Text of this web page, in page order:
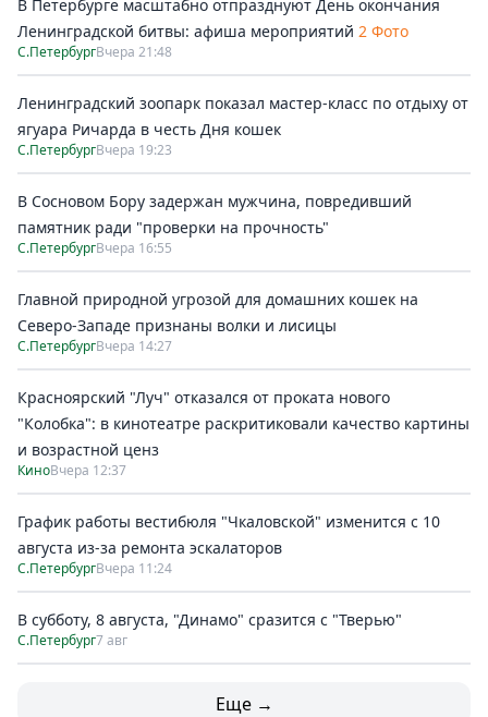
В Петербурге масштабно отпразднуют День окончания
Ленинградской битвы: афиша мероприятий 2 Фото
С.ПетербургВчера 21:48
Ленинградский зоопарк показал мастер-класс по отдыху от
ягуара Ричарда в честь Дня кошек
С.ПетербургВчера 19:23
В Сосновом Бору задержан мужчина, повредивший
памятник ради "проверки на прочность"
С.ПетербургВчера 16:55
Главной природной угрозой для домашних кошек на
Северо-Западе признаны волки и лисицы
С.ПетербургВчера 14:27
Красноярский "Луч" отказался от проката нового
"Колобка": в кинотеатре раскритиковали качество картины
и возрастной ценз
КиноВчера 12:37
График работы вестибюля "Чкаловской" изменится с 10
августа из-за ремонта эскалаторов
С.ПетербургВчера 11:24
В субботу, 8 августа, "Динамо" сразится с "Тверью"
С.Петербург7 авг
Еще →